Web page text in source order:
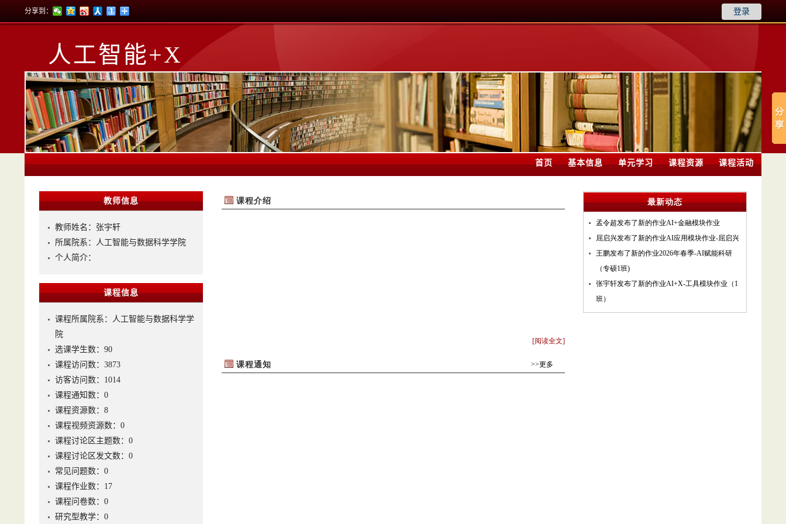
分享到： 登录
人工智能+X
首页 基本信息 单元学习 课程资源 课程活动
教师信息
教师姓名：张宇轩
所属院系：人工智能与数据科学学院
个人简介：
课程信息
课程所属院系：人工智能与数据科学学
院
选课学生数：90
课程访问数： 3873
访客访问数： 1014
课程通知数： 0
课程资源数： 8
课程视频资源数： 0
课程讨论区主题数： 0
课程讨论区发文数： 0
常见问题数： 0
课程作业数： 17
课程问卷数： 0
研究型教学： 0